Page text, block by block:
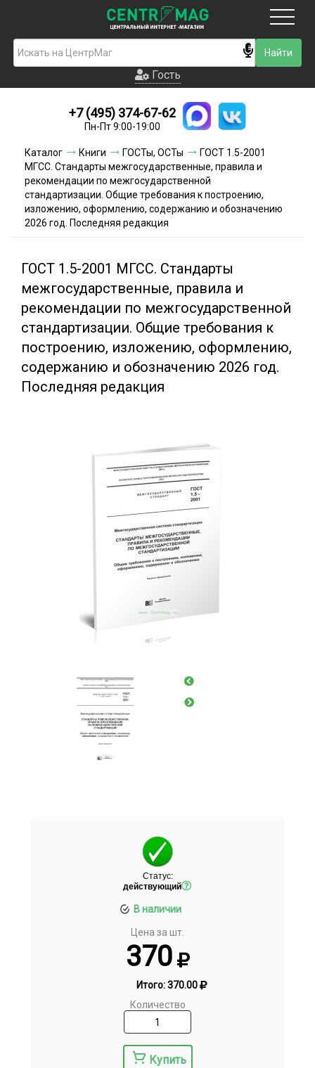
Гость
Новинки
Условия доставки
Условия оплаты
Контакты
Гость
+7 (495) 374-67-62
Пн-Пт 9:00-19:00
Каталог Книги ГОСТы, ОСТы
ГОСТ 1.5-2001
МГСС. Стандарты межгосударственные, правила и
рекомендации по межгосударственной
стандартизации. Общие требования к построению,
изложению, оформлению, содержанию и обозначению
2026 год. Последняя редакция
ГОСТ 1.5-2001 МГСС. Стандарты
межгосударственные, правила и
рекомендации по межгосударственной
стандартизации. Общие требования к
построению, изложению, оформлению,
содержанию и обозначению 2026 год.
Последняя редакция
Статус:
действующий
В наличии
Цена за шт.
370
Итого:370.00
Количество
Купить